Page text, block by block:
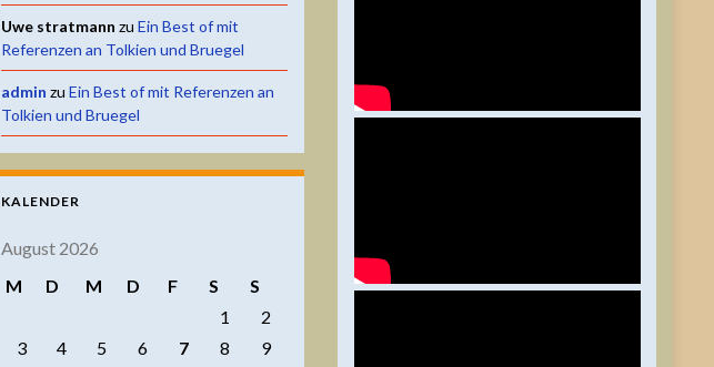
Uwe stratmann zu Ein Best of mit
Referenzen an Tolkien und Bruegel
admin zu Ein Best of mit Referenzen an
Tolkien und Bruegel
KALENDER
August 2026
M
D M D F S
S
1
2
3
4 5 6 7 8
9